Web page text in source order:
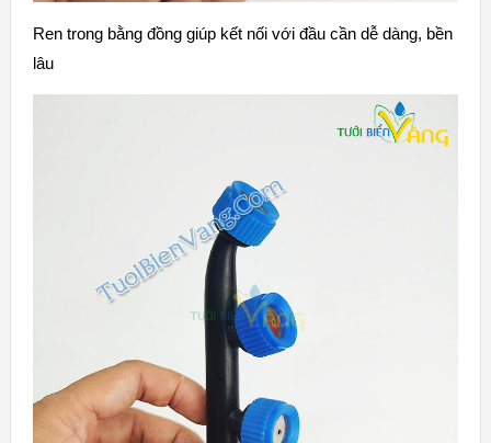
Ren trong bằng đồng giúp kết nối với đầu cần dễ dàng, bền
lâu